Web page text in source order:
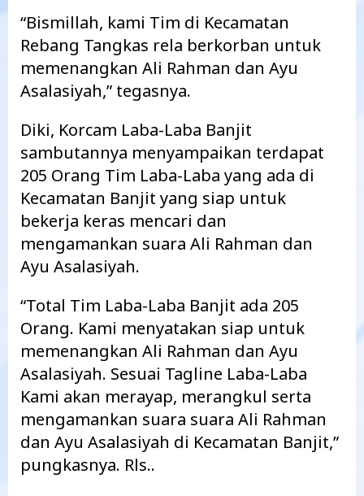
“Bismillah, kami Tim di Kecamatan
Rebang Tangkas rela berkorban untuk
memenangkan Ali Rahman dan Ayu
Asalasiyah,” tegasnya.
Diki, Korcam Laba-Laba Banjit
sambutannya menyampaikan terdapat
205 Orang Tim Laba-Laba yang ada di
Kecamatan Banjit yang siap untuk
bekerja keras mencari dan
mengamankan suara Ali Rahman dan
Ayu Asalasiyah.
“Total Tim Laba-Laba Banjit ada 205
Orang. Kami menyatakan siap untuk
memenangkan Ali Rahman dan Ayu
Asalasiyah. Sesuai Tagline Laba-Laba
Kami akan merayap, merangkul serta
mengamankan suara suara Ali Rahman
dan Ayu Asalasiyah di Kecamatan Banjit,”
pungkasnya. Rls..